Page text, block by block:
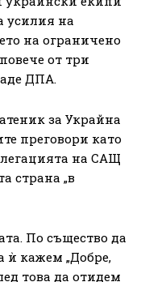
усилия на
на ограничено
от три
ДПА.
за Украйна
преговори като
на САЩ
страна „в
По същество да
ѝ кажем „Добре,
това да отидем